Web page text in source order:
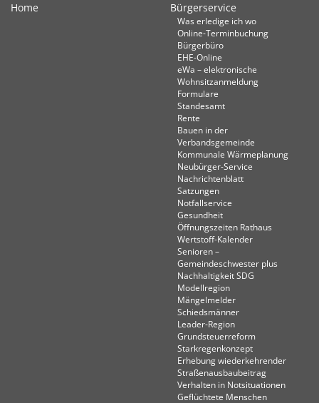
Home Bürgerservice
Was erledige ich wo
Online-Terminbuchung
Bürgerbüro
EHE-Online
eWa – elektronische
Wohnsitzanmeldung
Formulare
Standesamt
Rente
Bauen in der
Verbandsgemeinde
Kommunale Wärmeplanung
Neubürger-Service
Nachrichtenblatt
Satzungen
Notfallservice
Gesundheit
Öffnungszeiten Rathaus
Wertstoff-Kalender
Senioren –
Gemeindeschwester plus
Nachhaltigkeit SDG
Modellregion
Mängelmelder
Schiedsmänner
Leader-Region
Grundsteuerreform
Starkregenkonzept
Erhebung wiederkehrender
Straßenausbaubeitrag
Verhalten in Not­situationen
Geflüchtete Menschen